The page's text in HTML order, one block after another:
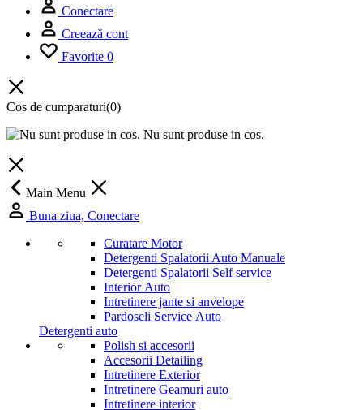
Conectare
Creează cont
Favorite 0
Cos de cumparaturi(0)
Nu sunt produse in cos.
Main Menu
Buna ziua, Conectare
Curatare Motor
Detergenti Spalatorii Auto Manuale
Detergenti Spalatorii Self service
Interior Auto
Intretinere jante si anvelope
Pardoseli Service Auto
Detergenti auto
Polish si accesorii
Accesorii Detailing
Intretinere Exterior
Intretinere Geamuri auto
Intretinere interior